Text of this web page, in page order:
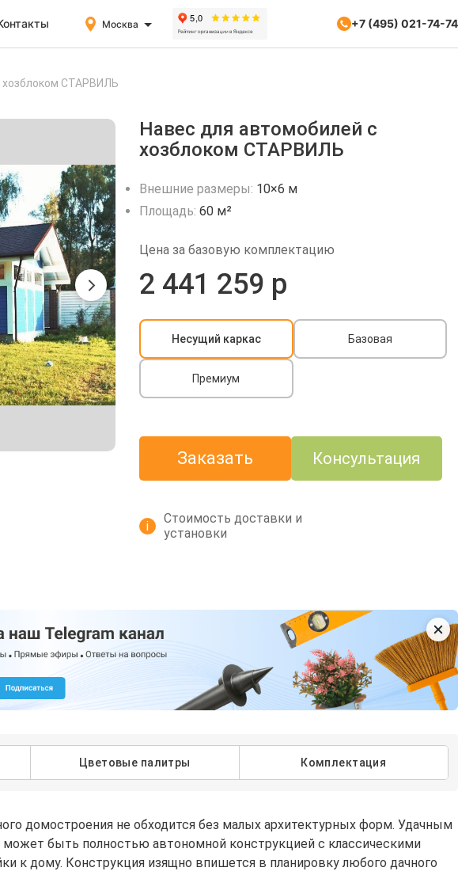
Москва +7 (495) 021-74-74
хозблоком СТАРВИЛЬ
Навес для автомобилей с
хозблоком СТАРВИЛЬ
Внешние размеры: 10×6 м
Площадь:60 м²
Несущий каркас Базовая
Премиум
Цена за базовую комплектацию
2 441 259 р
Заказать Консультация
i
Стоимость доставки и
установки
Цветовые палитры Комплектация
домостроения не обходится без малых архитектурных форм. Удачным
быть полностью автономной конструкцией с классическими
дому. Конструкция изящно впишется в планировку любого дачного